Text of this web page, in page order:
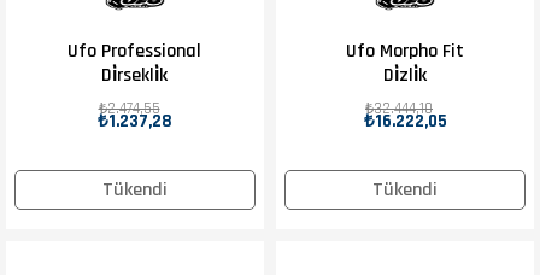
Tükendi
Ufo Professional
Di̇rsekli̇k
₺1.237,28
₺2.474,55
Tükendi
Ufo Morpho Fit
Di̇zli̇k
₺16.222,05
₺32.444,10